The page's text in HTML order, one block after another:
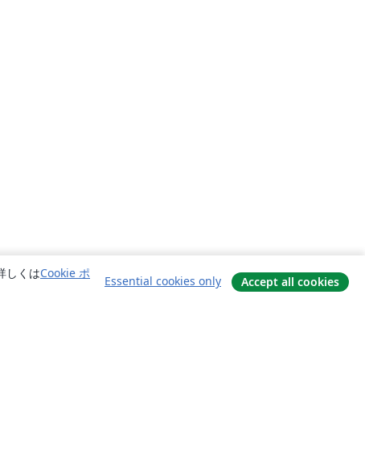
しくはCookie ポ
Essential cookies only Accept all cookies